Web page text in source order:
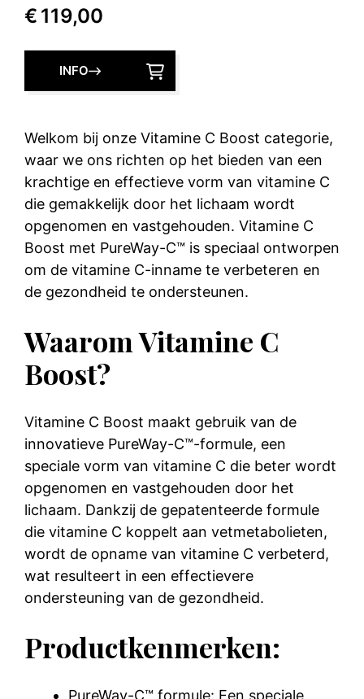
was:
€197,40.
€ 119,00
prijs
INFO
Welkom bij onze Vitamine C Boost categorie,
waar we ons richten op het bieden van een
krachtige en effectieve vorm van vitamine C
die gemakkelijk door het lichaam wordt
opgenomen en vastgehouden. Vitamine C
Boost met PureWay-C™ is speciaal ontworpen
om de vitamine C-inname te verbeteren en
de gezondheid te ondersteunen.
Waarom Vitamine C
Boost?
Vitamine C Boost maakt gebruik van de
innovatieve PureWay-C™-formule, een
speciale vorm van vitamine C die beter wordt
opgenomen en vastgehouden door het
lichaam. Dankzij de gepatenteerde formule
die vitamine C koppelt aan vetmetabolieten,
wordt de opname van vitamine C verbeterd,
wat resulteert in een effectievere
ondersteuning van de gezondheid.
Productkenmerken: